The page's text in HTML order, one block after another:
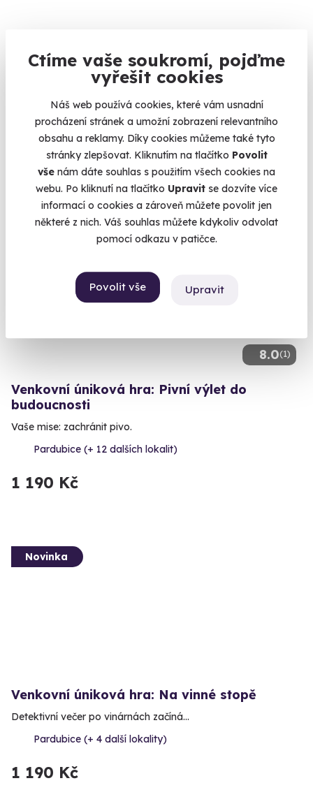
Ctíme vaše soukromí, pojďme
vyřešit cookies
Náš web používá cookies, které vám usnadní
procházení stránek a umožní zobrazení relevantního
obsahu a reklamy. Díky cookies můžeme také tyto
stránky zlepšovat. Kliknutím na tlačítko Povolit
vše nám dáte souhlas s použitím všech cookies na
webu. Po kliknutí na tlačítko Upravit se dozvíte více
informací o cookies a zároveň můžete povolit jen
některé z nich. Váš souhlas můžete kdykoliv odvolat
pomocí odkazu v patičce.
Povolit vše Upravit
Degustační večer: Cesta rumovým světem
Objevte svět v každé sklence.
Pardubice (+ 1 další lokalita)
1 390 Kč
8.0(1)
Venkovní úniková hra: Pivní výlet do
budoucnosti
Vaše mise: zachránit pivo.
Pardubice (+ 12 dalších lokalit)
1 190 Kč
Novinka
Venkovní úniková hra: Na vinné stopě
Detektivní večer po vinárnách začíná…
Pardubice (+ 4 další lokality)
1 190 Kč